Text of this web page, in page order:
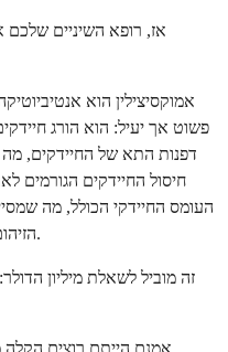
אז, רופא השיניים
אמוקסיצילין הוא
פשוט אך יעיל: הוא הורג
דפנות התא של החיידקים,
חיסול החיידקים הגורמים
העומס החיידקי הכולל, מה
הזיהום, ובסופו של דבר, להקל על הכאב שלכם.
זה מוביל לשאלת מיליון הדולר:
אמנם הייתם רוצים הקלה